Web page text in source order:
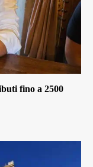
fino a 2500